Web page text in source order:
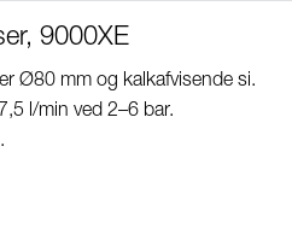
9000XE
Ø80 mm og kalkafvisende si.
l/min ved 2–6 bar.